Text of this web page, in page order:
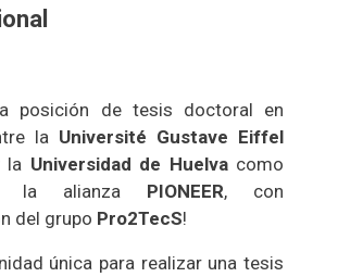
posición de tesis doctoral en
la Université Gustave Eiffel
la Universidad de Huelva como
la alianza PIONEER, con
del grupo Pro2TecS!
única para realizar una tesis